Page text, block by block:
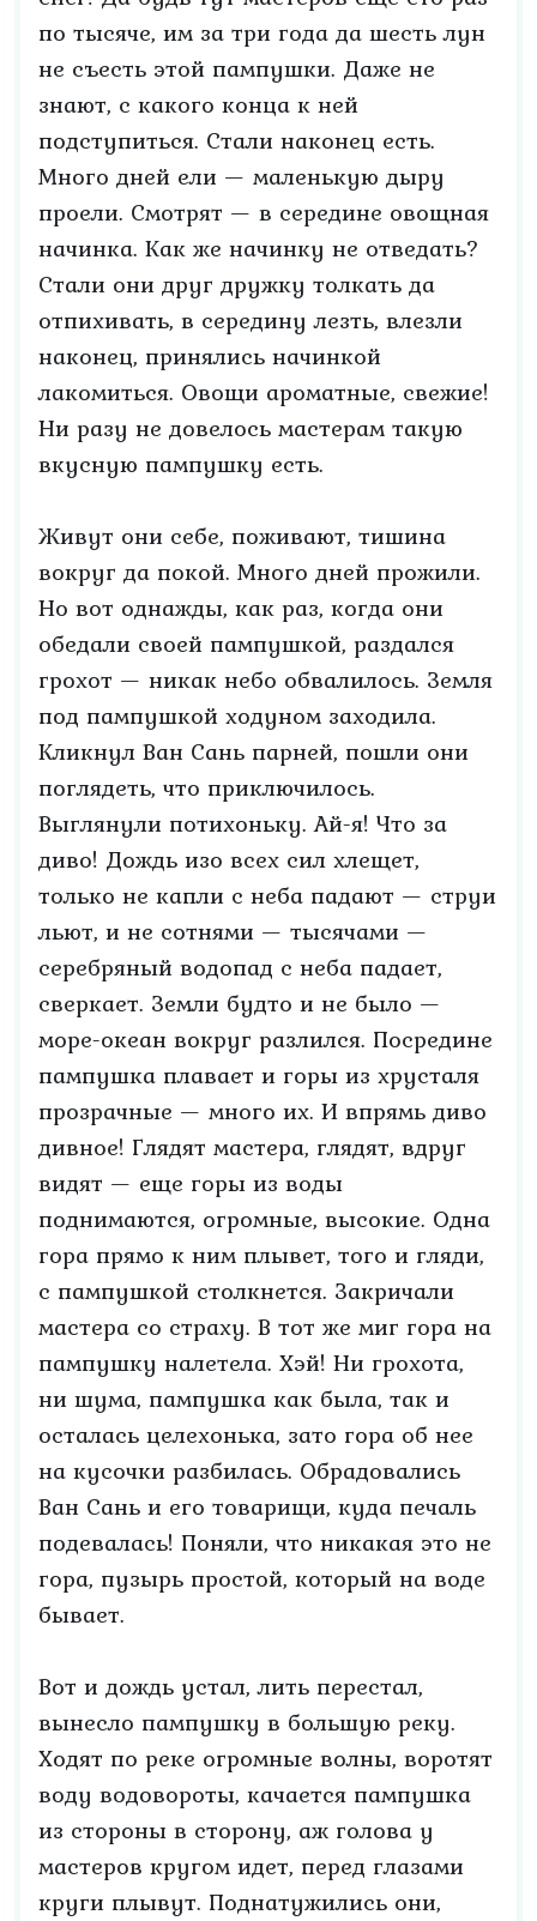
по тысяче, им за три года да шесть лун
не съесть этой пампушки. Даже не
знают, с какого конца к ней
подступиться. Стали наконец есть.
Много дней ели — маленькую дыру
проели. Смотрят — в середине овощная
начинка. Как же начинку не отведать?
Стали они друг дружку толкать да
отпихивать, в середину лезть, влезли
наконец, принялись начинкой
лакомиться. Овощи ароматные, свежие!
Ни разу не довелось мастерам такую
вкусную пампушку есть.
Живут они себе, поживают, тишина
вокруг да покой. Много дней прожили.
Но вот однажды, как раз, когда они
обедали своей пампушкой, раздался
грохот — никак небо обвалилось. Земля
под пампушкой ходуном заходила.
Кликнул Ван Сань парней, пошли они
поглядеть, что приключилось.
Выглянули потихоньку. Ай-я! Что за
диво! Дождь изо всех сил хлещет,
только не капли с неба падают — струи
льют, и не сотнями — тысячами —
серебряный водопад с неба падает,
сверкает. Земли будто и не было —
море-океан вокруг разлился. Посредине
пампушка плавает и горы из хрусталя
прозрачные — много их. И впрямь диво
дивное! Глядят мастера, глядят, вдруг
видят — еще горы из воды
поднимаются, огромные, высокие. Одна
гора прямо к ним плывет, того и гляди,
с пампушкой столкнется. Закричали
мастера со страху. В тот же миг гора на
пампушку налетела. Хэй! Ни грохота,
ни шума, пампушка как была, так и
осталась целехонька, зато гора об нее
на кусочки разбилась. Обрадовались
Ван Сань и его товарищи, куда печаль
подевалась! Поняли, что никакая это не
гора, пузырь простой, который на воде
бывает.
Вот и дождь устал, лить перестал,
вынесло пампушку в большую реку.
Ходят по реке огромные волны, воротят
воду водовороты, качается пампушка
из стороны в сторону, аж голова у
мастеров кругом идет, перед глазами
круги плывут. Поднатужились они,